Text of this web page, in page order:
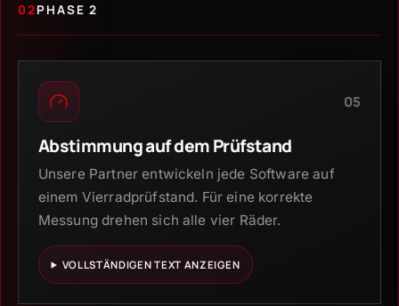
02PHASE 2
05
Abstimmung auf dem Prüfstand
Unsere Partner entwickeln jede Software auf
einem Vierradprüfstand. Für eine korrekte
Messung drehen sich alle vier Räder.
VOLLSTÄNDIGEN TEXT ANZEIGEN